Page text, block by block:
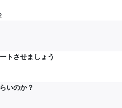
トさせましょう
いのか？